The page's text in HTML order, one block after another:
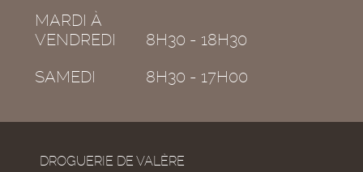
MARDI À
VENDREDI
8H30 - 18H30
SAMEDI
8H30 - 17H00
DROGUERIE DE VALÈRE